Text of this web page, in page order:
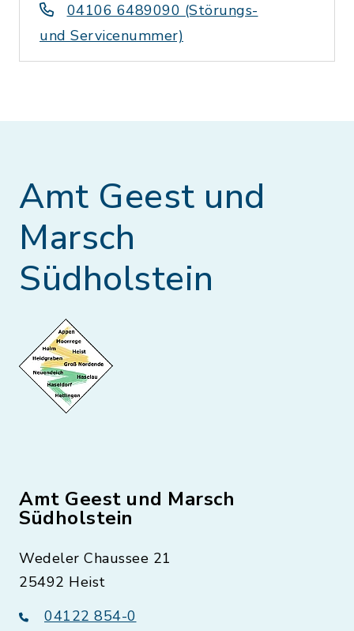
04106 6489090 (Störungs-
und Servicenummer)
Amt Geest und
Marsch
Südholstein
Amt Geest und Marsch
Südholstein
Wedeler Chaussee 21
25492 Heist
04122 854-0